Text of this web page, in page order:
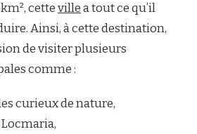
cettevillea tout ce qu’il
Ainsi, à cette destination,
de visiter plusieurs
comme :
curieux de nature,